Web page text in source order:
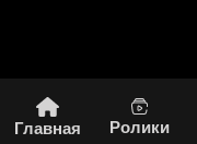
Главная Ролики